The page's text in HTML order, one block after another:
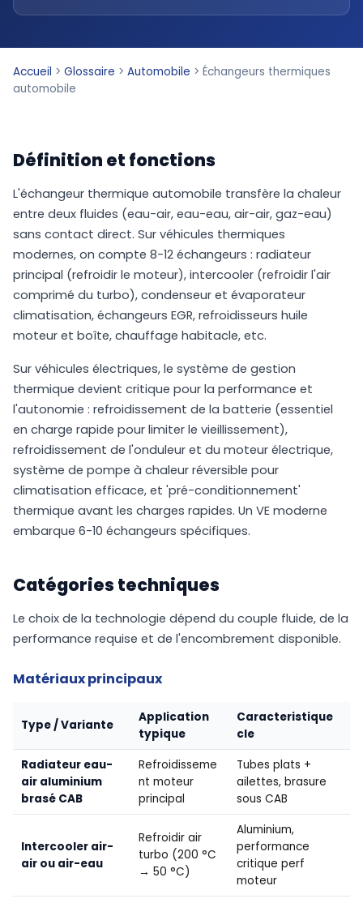
Accueil > Glossaire > Automobile > Échangeurs thermiques
automobile
Définition et fonctions
L'échangeur thermique automobile transfère la chaleur
entre deux fluides (eau-air, eau-eau, air-air, gaz-eau)
sans contact direct. Sur véhicules thermiques
modernes, on compte 8-12 échangeurs : radiateur
principal (refroidir le moteur), intercooler (refroidir l'air
comprimé du turbo), condenseur et évaporateur
climatisation, échangeurs EGR, refroidisseurs huile
moteur et boîte, chauffage habitacle, etc.
Sur véhicules électriques, le système de gestion
thermique devient critique pour la performance et
l'autonomie : refroidissement de la batterie (essentiel
en charge rapide pour limiter le vieillissement),
refroidissement de l'onduleur et du moteur électrique,
système de pompe à chaleur réversible pour
climatisation efficace, et 'pré-conditionnement'
thermique avant les charges rapides. Un VE moderne
embarque 6-10 échangeurs spécifiques.
Catégories techniques
Le choix de la technologie dépend du couple fluide, de la
performance requise et de l'encombrement disponible.
Matériaux principaux
Type / Variante
Application
typique
Caracteristique
cle
Radiateur eau-
air aluminium
brasé CAB
Refroidisseme
nt moteur
principal
Tubes plats +
ailettes, brasure
sous CAB
Intercooler air-
air ou air-eau
Refroidir air
turbo (200 °C
→ 50 °C)
Aluminium,
performance
critique perf
moteur